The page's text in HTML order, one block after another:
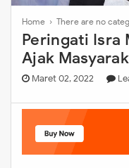
Home › There are no
Peringati Isra
Ajak
Persaudaraan
Maret 02, 2022